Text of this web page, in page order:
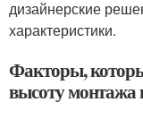
дизайнерские
характеристики.
Факторы,
высоту монтажа